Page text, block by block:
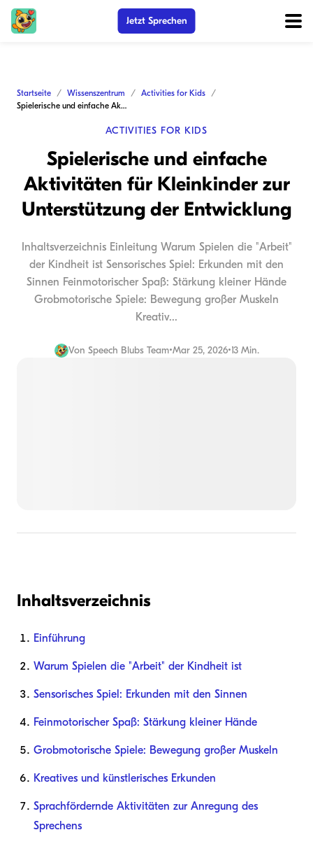
Jetzt Sprechen
Startseite Wissenszentrum
Activities for Kids
Spielerische und einfache Aktivitäten für Kleinkinder zur Unterstützung der Entwicklung
ACTIVITIES FOR KIDS
Spielerische und einfache
Aktivitäten für Kleinkinder zur
Unterstützung der Entwicklung
Inhaltsverzeichnis Einleitung Warum Spielen die "Arbeit"
der Kindheit ist Sensorisches Spiel: Erkunden mit den
Sinnen Feinmotorischer Spaß: Stärkung kleiner Hände
Grobmotorische Spiele: Bewegung großer Muskeln
Kreativ...
Von Speech Blubs Team•Mar 25, 2026•13 Min.
Inhaltsverzeichnis
Einführung
Warum Spielen die "Arbeit" der Kindheit ist
Sensorisches Spiel: Erkunden mit den Sinnen
Feinmotorischer Spaß: Stärkung kleiner Hände
Grobmotorische Spiele: Bewegung großer Muskeln
Kreatives und künstlerisches Erkunden
Sprachfördernde Aktivitäten zur Anregung des
Sprechens